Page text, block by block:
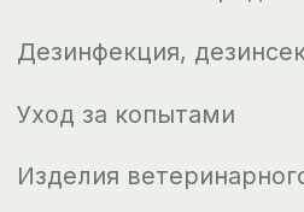
Контакты